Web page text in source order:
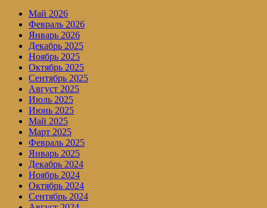
Май 2026
Февраль 2026
Январь 2026
Декабрь 2025
Ноябрь 2025
Октябрь 2025
Сентябрь 2025
Август 2025
Июль 2025
Июнь 2025
Май 2025
Март 2025
Февраль 2025
Январь 2025
Декабрь 2024
Ноябрь 2024
Октябрь 2024
Сентябрь 2024